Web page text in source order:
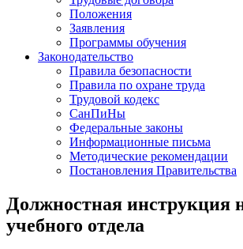
Положения
Заявления
Программы обучения
Законодательство
Правила безопасности
Правила по охране труда
Трудовой кодекс
СанПиНы
Федеральные законы
Информационные письма
Методические рекомендации
Постановления Правительства
Должностная инструкция
учебного отдела